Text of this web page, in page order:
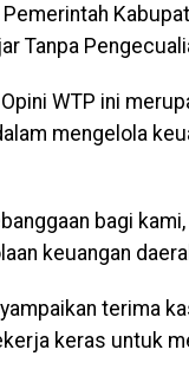
Tanpa
WTP ini
mengelola
bagi
keuangan
terima
keras untuk